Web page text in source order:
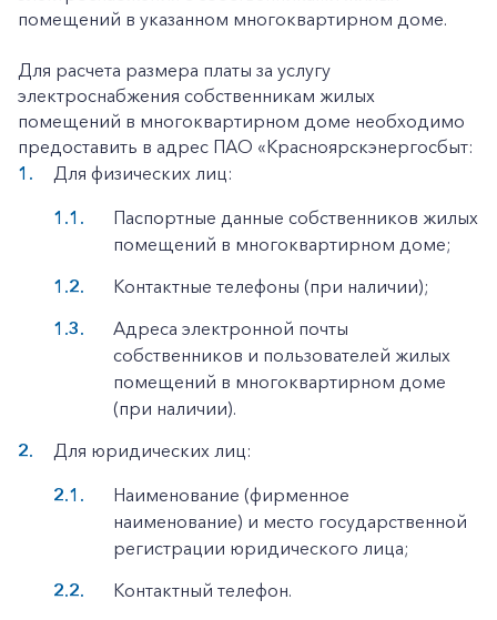
помещений в указанном многоквартирном доме.
Для расчета размера платы за услугу
электроснабжения собственникам жилых
помещений в многоквартирном доме необходимо
предоставить в адрес ПАО «Красноярскэнергосбыт:
Для физических лиц:
Паспортные данные собственников жилых
помещений в многоквартирном доме;
Контактные телефоны (при наличии);
Адреса электронной почты
собственников и пользователей жилых
помещений в многоквартирном доме
(при наличии).
Для юридических лиц:
Наименование (фирменное
наименование) и место государственной
регистрации юридического лица;
Контактный телефон.